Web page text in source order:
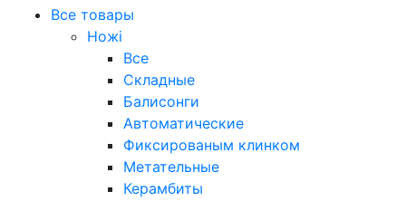
Все товары
Ножі
Все
Складные
Балисонги
Автоматические
Фиксированым клинком
Метательные
Керамбиты